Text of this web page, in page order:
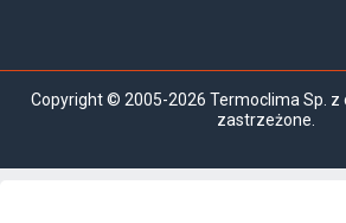
Copyright © 2005-2026 Termoclima Sp. z
zastrzeżone.